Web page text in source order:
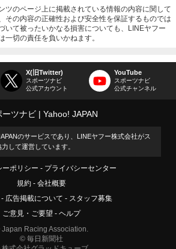
ツのページ上に掲載されている情報の内容に関して
その内容の正確性および安全性を保証するものでは
いて被ったいかなる損害についても、LINEヤフー
切の責任を負いかねます。
X(旧Twitter)
スポーツナビ
公式アカウント
YouTube
スポーツナビ
公式チャンネル
ーツナビ Yahoo! JAPAN
のサービスであり、LINEヤフー株式会社がス
して運営しています。
ーポリシー
プライバシーセンター
規約
会社概要
広告掲載について
スタッフ募集
ご意見・ご要望
ヘルプ
Racing Association.
© 毎日新聞社